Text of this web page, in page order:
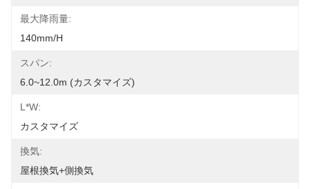
最大降雨量:
140mm/h
スパン:
6.0~12.0m (カスタマイズ)
L*W:
カスタマイズ
換気:
屋根換気+側換気